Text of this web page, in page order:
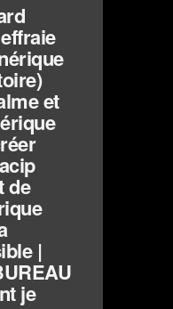
et
de
|
je